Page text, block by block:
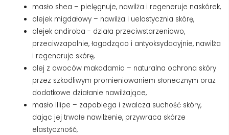
masło shea – pielęgnuje, nawilża i regeneruje naskórek,
olejek migdałowy – nawilża i uelastycznia skórę,
olejek andiroba - działa przeciwstarzeniowo,
przeciwzapalnie, łagodząco i antyoksydacyjnie, nawilża
i regeneruje skórę,
olej z owoców makadamia – naturalna ochrona skóry
przez szkodliwym promieniowaniem słonecznym oraz
dodatkowe działanie nawilżające,
masło Illipe – zapobiega i zwalcza suchość skóry,
dając jej trwałe nawilżenie, przywraca skórze
elastyczność,